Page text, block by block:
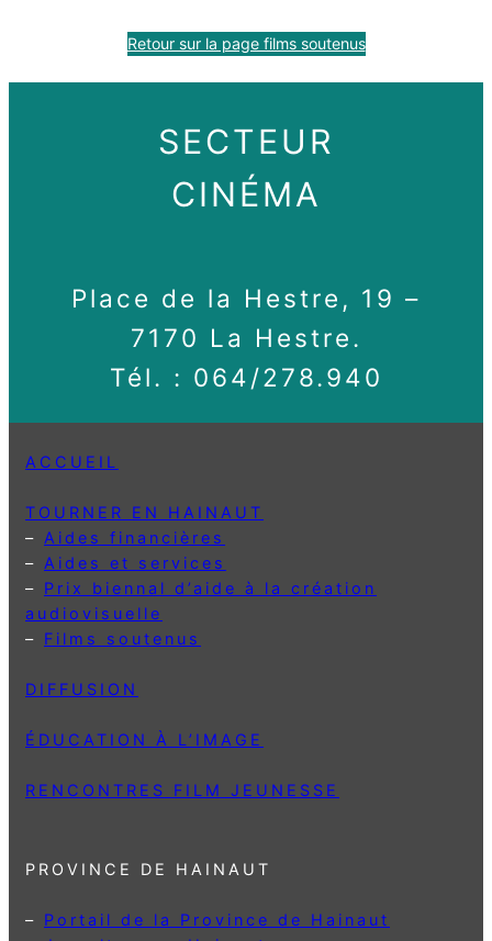
Retour sur la page films soutenus
SECTEUR
CINÉMA
Place de la Hestre, 19 –
7170 La Hestre.
Tél. : 064/278.940
ACCUEIL
TOURNER EN HAINAUT
– Aides financières
– Aides et services
– Prix biennal d’aide à la création
audiovisuelle
– Films soutenus
DIFFUSION
ÉDUCATION À L’IMAGE
RENCONTRES FILM JEUNESSE
PROVINCE DE HAINAUT
– Portail de la Province de Hainaut